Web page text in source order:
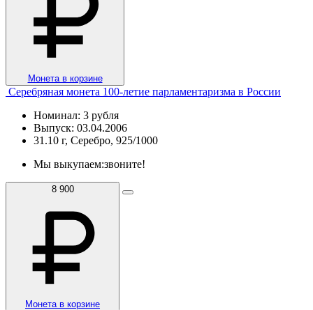
Монета в корзине
Серебряная монета 100-летие парламентаризма в России
Номинал: 3 рубля
Выпуск: 03.04.2006
31.10 г, Серебро, 925/1000
Мы выкупаем:звоните!
8 900
Монета в корзине